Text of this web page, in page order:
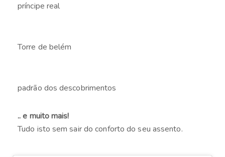
príncipe real
Torre de belém
padrão dos descobrimentos
.. e muito mais!
Tudo isto sem sair do conforto do seu assento.